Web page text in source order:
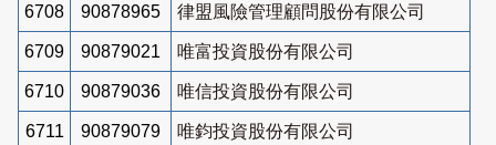
6708 90878965 律盟風險管理顧問股份有限公司
6709 90879021 唯富投資股份有限公司
6710 90879036 唯信投資股份有限公司
6711 90879079 唯鈞投資股份有限公司